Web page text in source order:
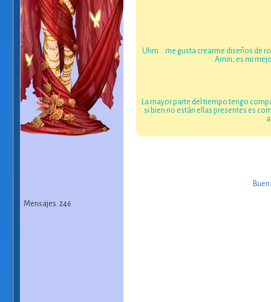
Mensajes: 246
Uhm... me gusta crearme diseños de
Amin, es mi
La mayor parte del tiempo tengo
si bien no están ellas presentes es